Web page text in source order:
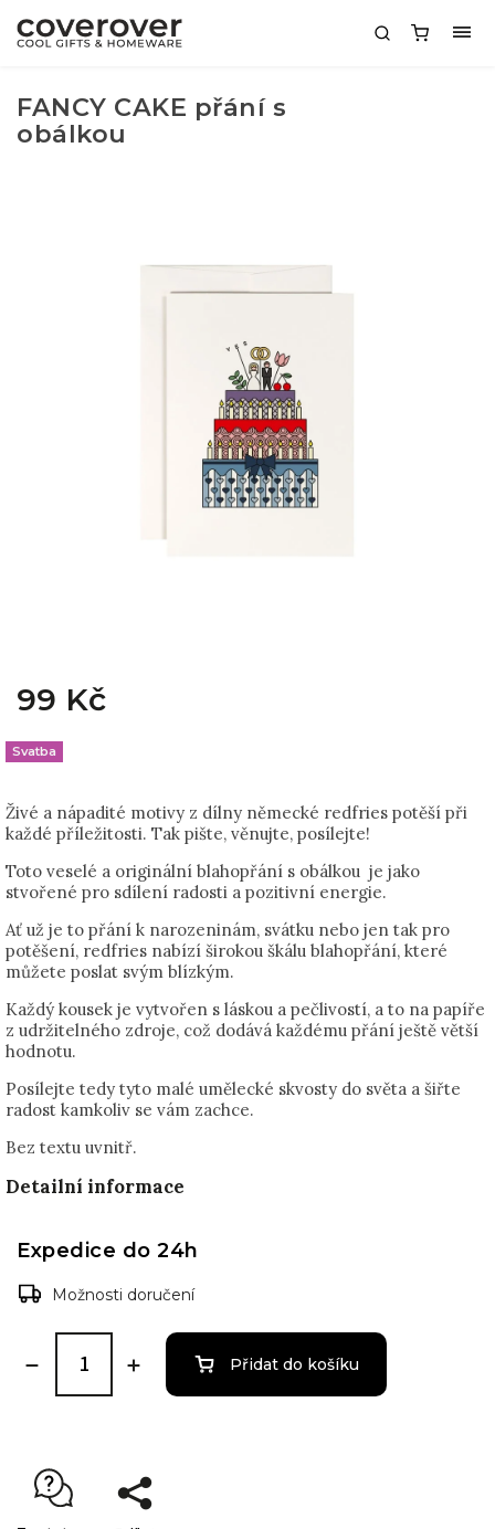
FANCY CAKE přání s
obálkou
99 Kč
Živé a nápadité motivy z dílny německé redfries potěší při
každé příležitosti. Tak pište, věnujte, posílejte!
Toto veselé a originální blahopřání s obálkou je jako
stvořené pro sdílení radosti a pozitivní energie.
Ať už je to přání k narozeninám, svátku nebo jen tak pro
potěšení, redfries nabízí širokou škálu blahopřání, které
můžete poslat svým blízkým.
Každý kousek je vytvořen s láskou a pečlivostí, a to na papíře
z udržitelného zdroje, což dodává každému přání ještě větší
hodnotu.
Posílejte tedy tyto malé umělecké skvosty do světa a šiřte
radost kamkoliv se vám zachce.
Bez textu uvnitř.
Detailní informace
Svatba
Expedice do 24h
Možnosti doručení
Přidat do košíku